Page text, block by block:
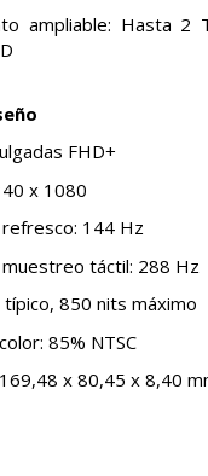
ampliable: Hasta 2
FHD+
x 1080
refresco: 144 Hz
muestreo táctil: 288 Hz
850 nits máximo
85% NTSC
x 80,45 x 8,40